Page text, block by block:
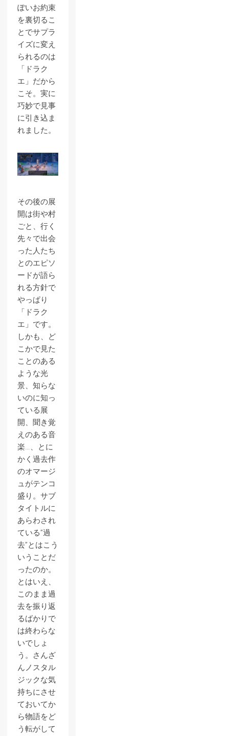
ぽいお約束
を裏切るこ
とでサプラ
イズに変え
られるのは
「ドラク
エ」だから
こそ。実に
巧妙で見事
に引き込ま
れました。
その後の展
開は街や村
ごと、行く
先々で出会
った人たち
とのエピソ
ードが語ら
れる方針で
やっぱり
「ドラク
エ」です。
しかも、ど
こかで見た
ことのある
ような光
景、知らな
いのに知っ
ている展
開、聞き覚
えのある音
楽…、とに
かく過去作
のオマージ
ュがテンコ
盛り。サブ
タイトルに
あらわされ
ている”過
去”とはこう
いうことだ
ったのか。
とはいえ、
このまま過
去を振り返
るばかりで
は終わらな
いでしょ
う。さんざ
んノスタル
ジックな気
持ちにさせ
ておいてか
ら物語をど
う転がして